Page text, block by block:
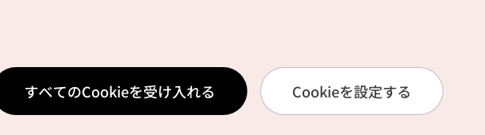
位置情報サービス利用規約
個人位置情報取扱いポリシー
すべてのCookieを受け入れる Cookieを設定する